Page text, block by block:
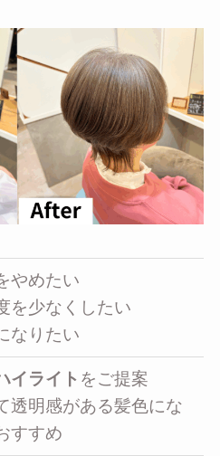
やめたい
を少なくしたい
なりたい
イライト をご提案
透明感がある髪色にな
すすめ